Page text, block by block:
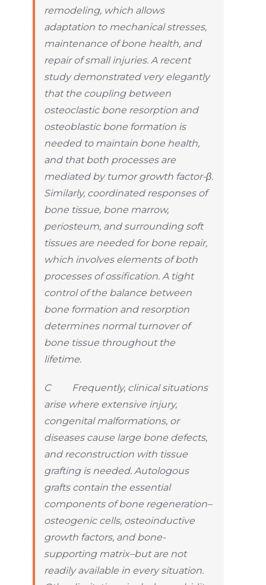
remodeling, which allows
adaptation to mechanical stresses,
maintenance of bone health, and
repair of small injuries. A recent
study demonstrated very elegantly
that the coupling between
osteoclastic bone resorption and
osteoblastic bone formation is
needed to maintain bone health,
and that both processes are
mediated by tumor growth factor-β.
Similarly, coordinated responses of
bone tissue, bone marrow,
periosteum, and surrounding soft
tissues are needed for bone repair,
which involves elements of both
processes of ossification. A tight
control of the balance between
bone formation and resorption
determines normal turnover of
bone tissue throughout the
lifetime.
C Frequently, clinical situations
arise where extensive injury,
congenital malformations, or
diseases cause large bone defects,
and reconstruction with tissue
grafting is needed. Autologous
grafts contain the essential
components of bone regeneration–
osteogenic cells, osteoinductive
growth factors, and bone-
supporting matrix–but are not
readily available in every situation.